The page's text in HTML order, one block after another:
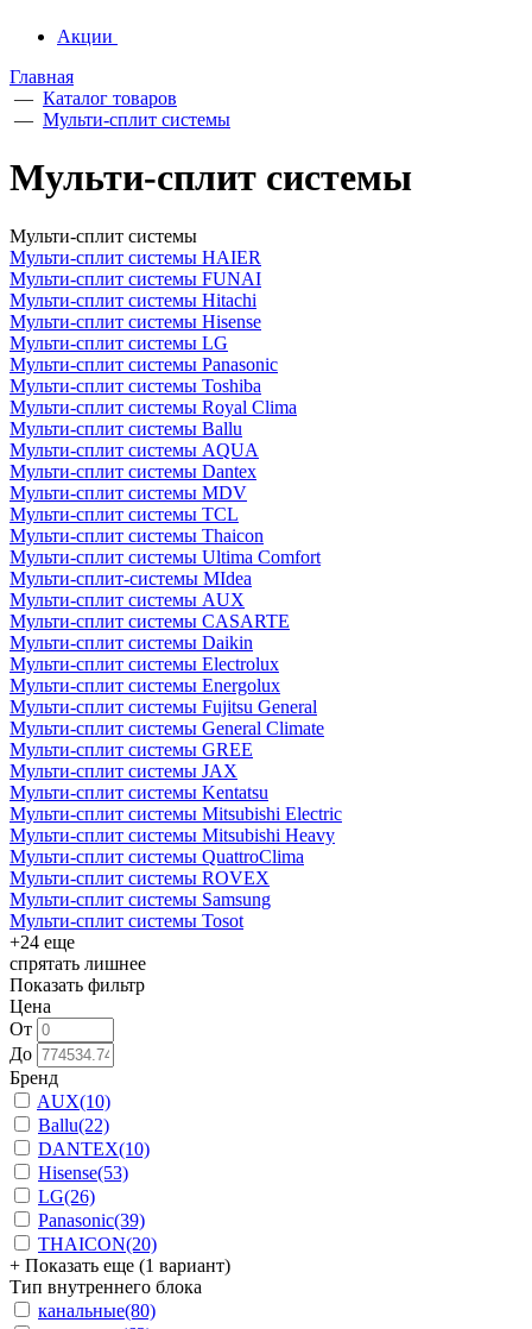
Акции
Главная
— Каталог товаров
— Мульти-сплит системы
Мульти-сплит системы
Мульти-сплит системы
Мульти-сплит системы HAIER
Мульти-сплит системы FUNAI
Мульти-сплит системы Hitachi
Мульти-сплит системы Hisense
Мульти-сплит системы LG
Мульти-сплит системы Panasonic
Мульти-сплит системы Toshiba
Мульти-сплит системы Royal Clima
Мульти-сплит системы Ballu
Мульти-сплит системы AQUA
Мульти-сплит системы Dantex
Мульти-сплит системы MDV
Мульти-сплит системы TCL
Мульти-сплит системы Thaicon
Мульти-сплит системы Ultima Comfort
Мульти-сплит-системы MIdea
Мульти-сплит системы AUX
Мульти-сплит системы CASARTE
Мульти-сплит системы Daikin
Мульти-сплит системы Electrolux
Мульти-сплит системы Energolux
Мульти-сплит системы Fujitsu General
Мульти-сплит системы General Climate
Мульти-сплит системы GREE
Мульти-сплит системы JAX
Мульти-сплит системы Kentatsu
Мульти-сплит системы Mitsubishi Electric
Мульти-сплит системы Mitsubishi Heavy
Мульти-сплит системы QuattroClima
Мульти-сплит системы ROVEX
Мульти-сплит системы Samsung
Мульти-сплит системы Tosot
+24 еще
спрятать лишнее
Показать фильтр
Цена
От
До
Бренд
AUX(10)
Ballu(22)
DANTEX(10)
Hisense(53)
LG(26)
Panasonic(39)
THAICON(20)
+ Показать еще (1 вариант)
Тип внутреннего блока
канальные(80)